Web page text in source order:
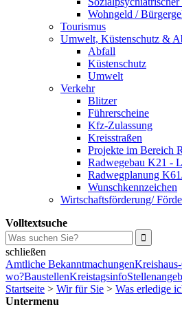
Wohngeld /
Tourismus
Umwelt, Küstenschutz &
Abfall
Küstenschutz
Umwelt
Verkehr
Blitzer
Führerscheine
Kfz-Zulassung
Kreisstraßen
Projekte im Bereich
Radwegebau K21 -
Radwegplanung
Wunschkennzeichen
Wirtschaftsförderung/
Volltextsuche
schließen
Amtliche Bekanntmachungen
wo?BaustellenKreistagsinfo
Startseite > Wir für Sie > Was erledige
Untermenu